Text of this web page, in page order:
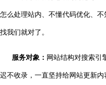
怎么处理站内、不懂代码优化、不
找我们就对了。
服务对象： 网站结构对搜索引
迟不收录，一直坚持给网站更新内